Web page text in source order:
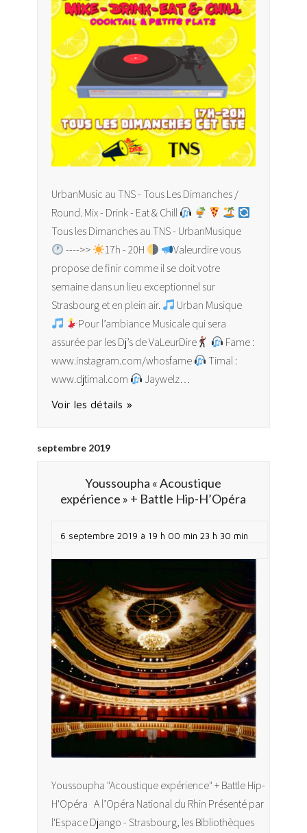
UrbanMusic au TNS - Tous Les Dimanches /
Round. Mix - Drink - Eat & Chill
Tous les Dimanches au TNS - UrbanMusique
---->>
17h - 20H
Valeurdire vous
propose de finir comme il se doit votre
semaine dans un lieu exceptionnel sur
Strasbourg et en plein air.
Urban Musique
Pour l’ambiance Musicale qui sera
assurée par les Dj’s de VaLeurDire
Fame :
www.instagram.com/whosfame
Timal :
www.djtimal.com
Jaywelz…
Voir les détails »
septembre 2019
Youssoupha « Acoustique
expérience » + Battle Hip-H’Opéra
6 septembre 2019 à 19 h 00 min 23 h 30 min
Youssoupha "Acoustique expérience" + Battle Hip-
H'Opéra A l’Opéra National du Rhin Présenté par
l'Espace Django - Strasbourg, les Bibliothèques